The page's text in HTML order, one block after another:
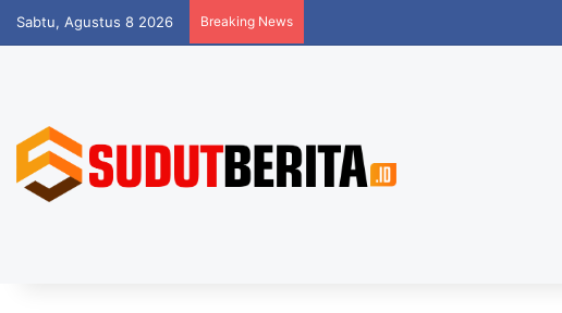
Sabtu, Agustus 8 2026 Breaking News